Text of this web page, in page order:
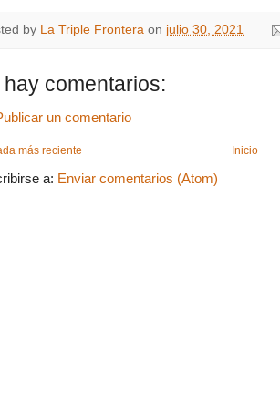
by La Triple Frontera on julio 30, 2021
hay comentarios:
un comentario
más reciente Inicio
a: Enviar comentarios (Atom)